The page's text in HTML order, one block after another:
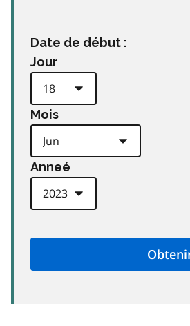
Date de début :
Jour
Mois
Anneé